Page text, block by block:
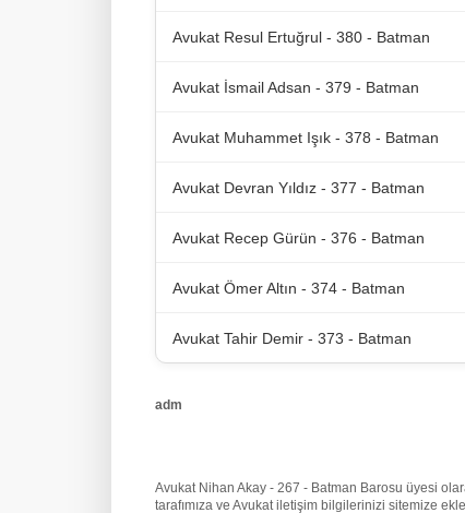
Avukat Resul Ertuğrul - 380 - Batman
Avukat İsmail Adsan - 379 - Batman
Avukat Muhammet Işık - 378 - Batman
Avukat Devran Yıldız - 377 - Batman
Avukat Recep Gürün - 376 - Batman
Avukat Ömer Altın - 374 - Batman
Avukat Tahir Demir - 373 - Batman
adm
Avukat Nihan Akay - 267 - Batman Barosu üyesi
tarafımıza ve Avukat iletişim bilgilerinizi sitemize